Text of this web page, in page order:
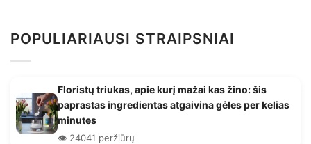
POPULIARIAUSI STRAIPSNIAI
Floristų triukas, apie kurį mažai kas žino: šis
paprastas ingredientas atgaivina gėles per kelias
minutes
👁️ 24041 peržiūrų